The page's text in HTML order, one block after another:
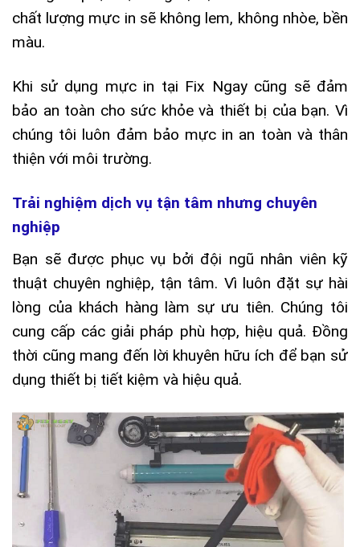
chất lượng mực in sẽ không lem, không nhòe, bền
màu.
Khi sử dụng mực in tại Fix Ngay cũng sẽ đảm
bảo an toàn cho sức khỏe và thiết bị của bạn. Vì
chúng tôi luôn đảm bảo mực in an toàn và thân
thiện với môi trường.
Trải nghiệm dịch vụ tận tâm nhưng chuyên
nghiệp
Bạn sẽ được phục vụ bởi đội ngũ nhân viên kỹ
thuật chuyên nghiệp, tận tâm. Vì luôn đặt sự hài
lòng của khách hàng làm sự ưu tiên. Chúng tôi
cung cấp các giải pháp phù hợp, hiệu quả. Đồng
thời cũng mang đến lời khuyên hữu ích để bạn sử
dụng thiết bị tiết kiệm và hiệu quả.